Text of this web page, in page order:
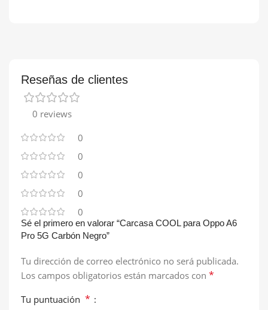
Reseñas de clientes
0 reviews
0
0
0
0
0
Sé el primero en valorar “Carcasa COOL para Oppo A6
Pro 5G Carbón Negro”
Tu dirección de correo electrónico no será publicada.
Los campos obligatorios están marcados con *
Tu puntuación *